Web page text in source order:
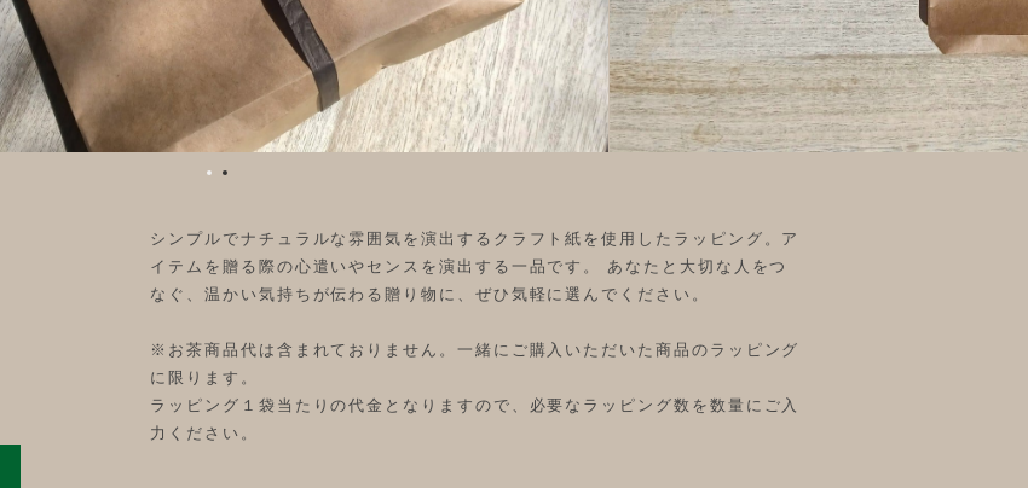
シンプルでナチュラルな雰囲気を演出するクラフト紙を使用したラッピング。ア
イテムを贈る際の心遣いやセンスを演出する一品です。 あなたと大切な人をつ
なぐ、温かい気持ちが伝わる贈り物に、ぜひ気軽に選んでください。
※お茶商品代は含まれておりません。一緒にご購入いただいた商品のラッピング
に限ります。
ラッピング１袋当たりの代金となりますので、必要なラッピング数を数量にご入
力ください。